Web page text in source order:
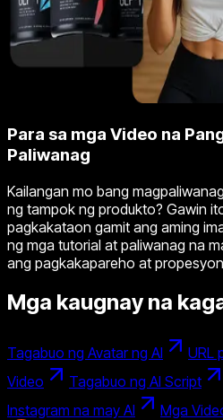
Para sa mga Video na
Paliwanag
Kailangan mo bang
ng tampok ng produkto? Gawin
pagkakataon gamit ang aming
ng mga tutorial at paliwanag na
ang pagkakapareho at
Mga kaugnay na
Tagabuo ng Avatar ng AI
URL
Video
Tagabuo ng AI Script
Instagram na may AI
Mga